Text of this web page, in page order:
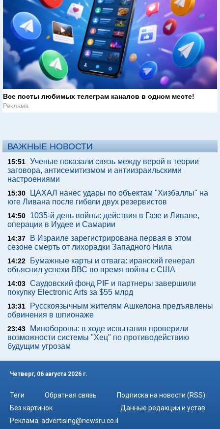
Все посты любимых телеграм каналов в одном месте!
Реклама
ВАЖНЫЕ НОВОСТИ
15:51 Ученые показали связь между верой в теории
заговора, антисемитизмом и антиизраильскими
настроениями
15:30
ЦАХАЛ нанес удары по объектам "Хизбаллы" на
юге Ливана после гибели двух резервистов
14:50
1035-й день войны: действия в Газе и Ливане,
операции в Иудее и Самарии
14:37
В Израиле зарегистрирована первая в этом
сезоне смерть от лихорадки Западного Нила
14:22
Бумажные карты и отвага: иранский генерал
объяснил успехи ВВС во время войны с США
14:03 Саудовский фонд PIF и партнеры завершили
покупку Electronic Arts за $55 млрд
13:31
Русскоязычным жителям Ашкелона предъявлены
обвинения в шпионаже
23:43
Минобороны: в ходе испытания проверили
возможности системы "Хец" по противодействию
будущим угрозам
Четверг, 06 августа 2026 г.
Теги Обратная связь
Подписка на новости (RSS)
Без картинок
Данные редакции и устав
Реклама: advertising@newsru.co.il